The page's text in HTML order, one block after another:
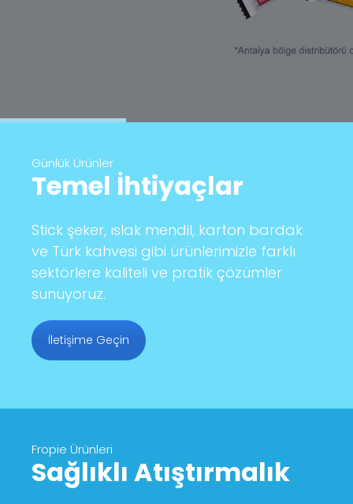
Günlük Ürünler
Temel İhtiyaçlar
Stick şeker, ıslak mendil, karton bardak
ve Türk kahvesi gibi ürünlerimizle farklı
sektörlere kaliteli ve pratik çözümler
sunuyoruz.
İletişime Geçin
Fropie Ürünleri
Sağlıklı Atıştırmalık